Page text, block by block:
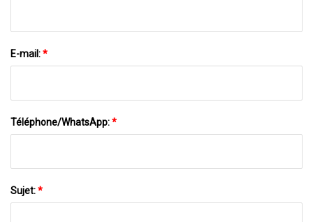
E-mail:*
Téléphone/WhatsApp:*
Sujet:*